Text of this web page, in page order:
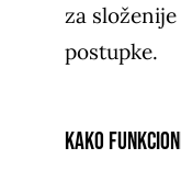
za
postupke.
Kako